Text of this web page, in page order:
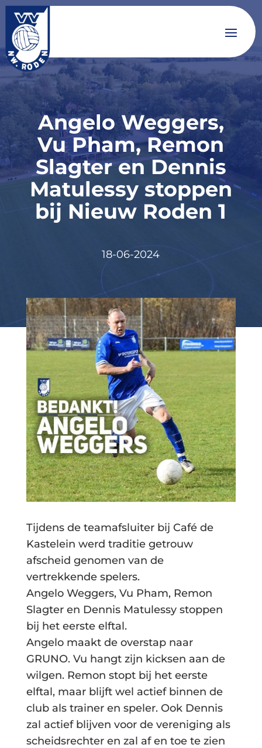
Angelo Weggers,
Vu Pham, Remon
Slagter en Dennis
Matulessy stoppen
bij Nieuw Roden 1
18-06-2024
Tijdens de teamafsluiter bij Café de
Kastelein werd traditie getrouw
afscheid genomen van de
vertrekkende spelers.
Angelo Weggers, Vu Pham, Remon
Slagter en Dennis Matulessy stoppen
bij het eerste elftal.
Angelo maakt de overstap naar
GRUNO. Vu hangt zijn kicksen aan de
wilgen. Remon stopt bij het eerste
elftal, maar blijft wel actief binnen de
club als trainer en speler. Ook Dennis
zal actief blijven voor de vereniging als
scheidsrechter en zal af en toe te zien